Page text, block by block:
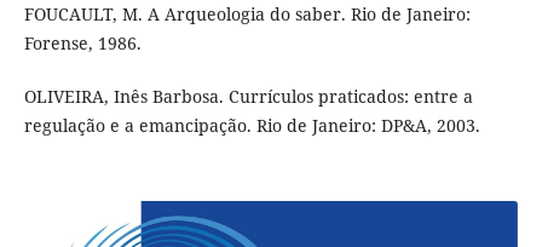
FOUCAULT, M. A Arqueologia do saber. Rio de Janeiro:
Forense, 1986.
OLIVEIRA, Inês Barbosa. Currículos praticados: entre a
regulação e a emancipação. Rio de Janeiro: DP&A, 2003.